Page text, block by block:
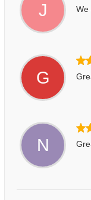
J We
G
N